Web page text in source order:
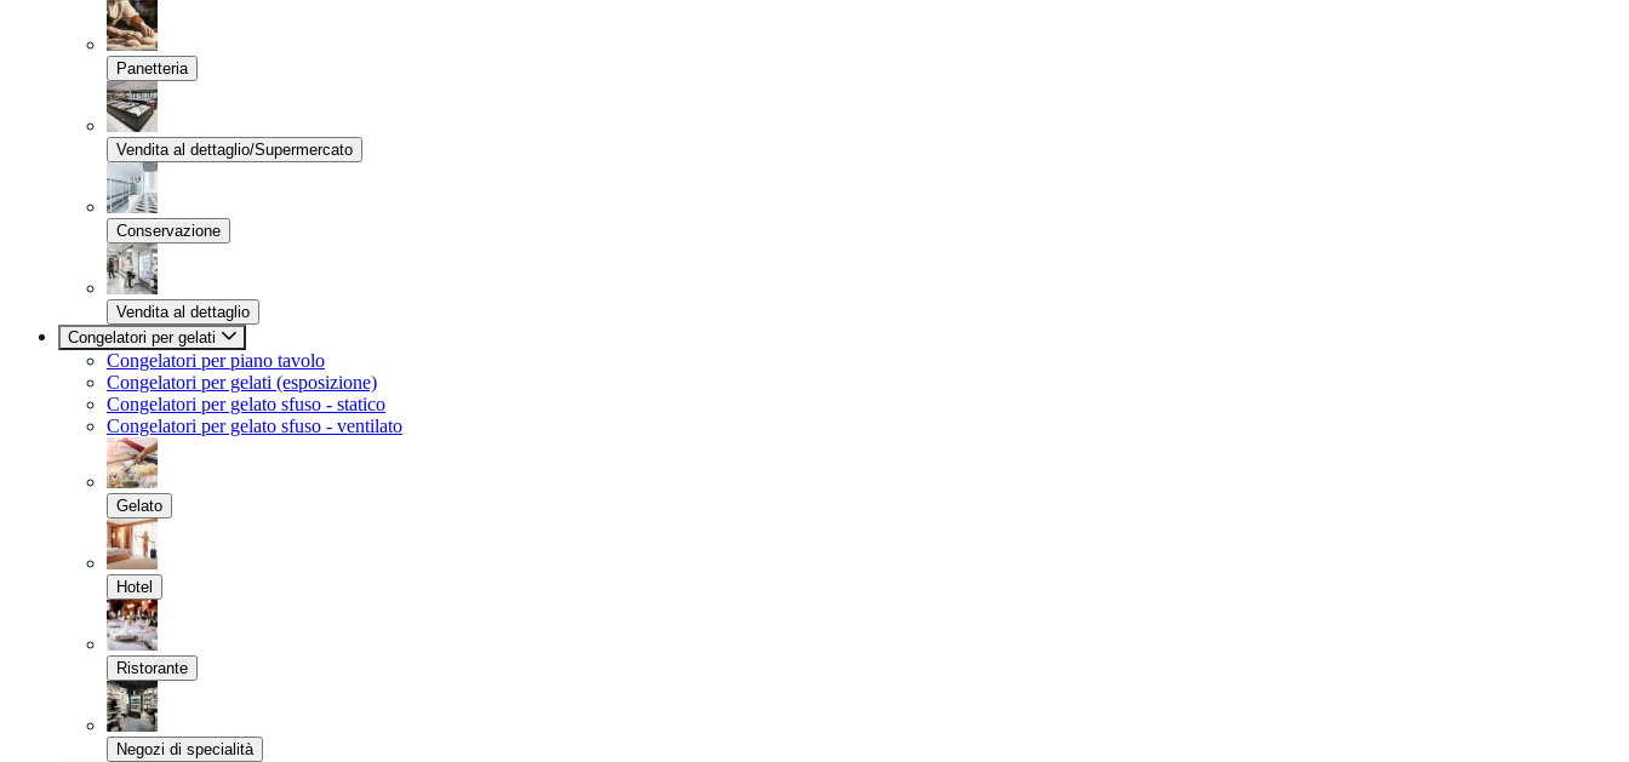
Panetteria
Vendita al dettaglio/Supermercato
Conservazione
Vendita al dettaglio
Congelatori per gelati
Congelatori per piano tavolo
Congelatori per gelati (esposizione)
Congelatori per gelato sfuso - statico
Congelatori per gelato sfuso - ventilato
Gelato
Hotel
Ristorante
Negozi di specialità